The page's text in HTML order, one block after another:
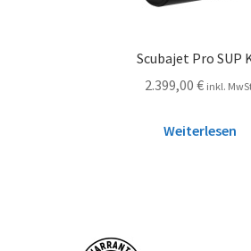
Scubajet Pro SUP
2.399,00 € inkl.
Weiterlesen